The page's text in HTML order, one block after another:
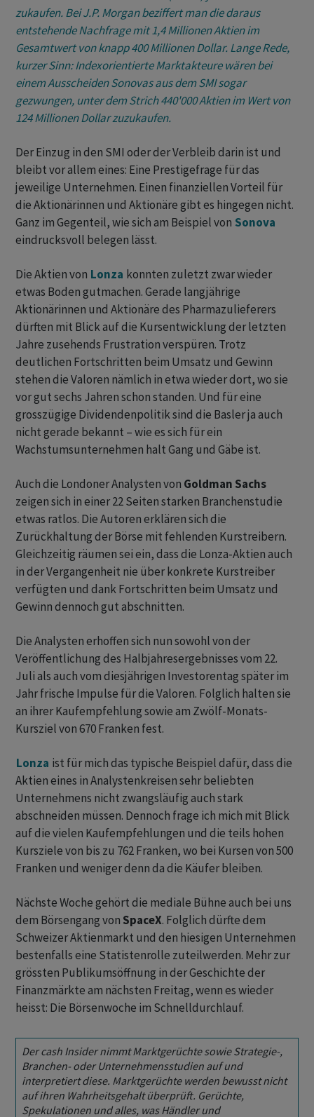
zukaufen. Bei J.P. Morgan beziffert man die daraus
entstehende Nachfrage mit 1,4 Millionen Aktien im
Gesamtwert von knapp 400 Millionen Dollar. Lange Rede,
kurzer Sinn: Indexorientierte Marktakteure wären bei
einem Ausscheiden Sonovas aus dem SMI sogar
gezwungen, unter dem Strich 440'000 Aktien im Wert von
124 Millionen Dollar zuzukaufen.
Der Einzug in den SMI oder der Verbleib darin ist und
bleibt vor allem eines: Eine Prestigefrage für das
jeweilige Unternehmen. Einen finanziellen Vorteil für
die Aktionärinnen und Aktionäre gibt es hingegen nicht.
Ganz im Gegenteil, wie sich am Beispiel von Sonova
eindrucksvoll belegen lässt.
Die Aktien von Lonza konnten zuletzt zwar wieder
etwas Boden gutmachen. Gerade langjährige
Aktionärinnen und Aktionäre des Pharmazulieferers
dürften mit Blick auf die Kursentwicklung der letzten
Jahre zusehends Frustration verspüren. Trotz
deutlichen Fortschritten beim Umsatz und Gewinn
stehen die Valoren nämlich in etwa wieder dort, wo sie
vor gut sechs Jahren schon standen. Und für eine
grosszügige Dividendenpolitik sind die Basler ja auch
nicht gerade bekannt – wie es sich für ein
Wachstumsunternehmen halt Gang und Gäbe ist.
Auch die Londoner Analysten von Goldman Sachs
zeigen sich in einer 22 Seiten starken Branchenstudie
etwas ratlos. Die Autoren erklären sich die
Zurückhaltung der Börse mit fehlenden Kurstreibern.
Gleichzeitig räumen sei ein, dass die Lonza-Aktien auch
in der Vergangenheit nie über konkrete Kurstreiber
verfügten und dank Fortschritten beim Umsatz und
Gewinn dennoch gut abschnitten.
Die Analysten erhoffen sich nun sowohl von der
Veröffentlichung des Halbjahresergebnisses vom 22.
Juli als auch vom diesjährigen Investorentag später im
Jahr frische Impulse für die Valoren. Folglich halten sie
an ihrer Kaufempfehlung sowie am Zwölf-Monats-
Kursziel von 670 Franken fest.
Lonza ist für mich das typische Beispiel dafür, dass die
Aktien eines in Analystenkreisen sehr beliebten
Unternehmens nicht zwangsläufig auch stark
abschneiden müssen. Dennoch frage ich mich mit Blick
auf die vielen Kaufempfehlungen und die teils hohen
Kursziele von bis zu 762 Franken, wo bei Kursen von 500
Franken und weniger denn da die Käufer bleiben.
Nächste Woche gehört die mediale Bühne auch bei uns
dem Börsengang von SpaceX. Folglich dürfte dem
Schweizer Aktienmarkt und den hiesigen Unternehmen
bestenfalls eine Statistenrolle zuteilwerden. Mehr zur
grössten Publikumsöffnung in der Geschichte der
Finanzmärkte am nächsten Freitag, wenn es wieder
heisst: Die Börsenwoche im Schnelldurchlauf.
Der cash Insider nimmt Marktgerüchte sowie Strategie-,
Branchen- oder Unternehmensstudien auf und
interpretiert diese. Marktgerüchte werden bewusst nicht
auf ihren Wahrheitsgehalt überprüft. Gerüchte,
Spekulationen und alles, was Händler und